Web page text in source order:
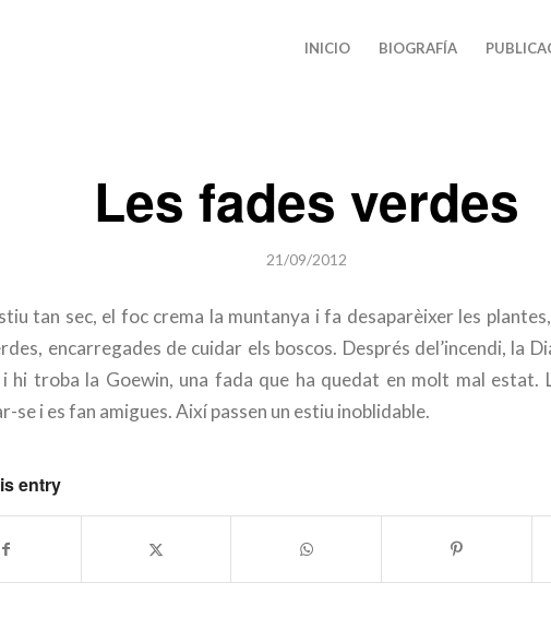
INICIO BIOGRAFÍA
Les fades verdes
21/09/2012
tan sec, el foc crema la muntanya i fa desaparèixer les
encarregades de cuidar els boscos. Després del’incendi, la
hi troba la Goewin, una fada que ha quedat en molt mal estat.
se i es fan amigues. Així passen un estiu inoblidable.
entry